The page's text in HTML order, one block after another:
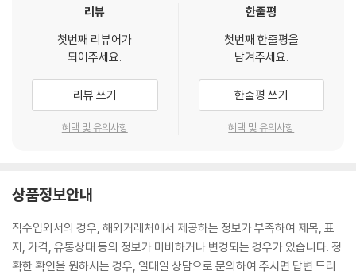
리뷰
첫번째 리뷰어가
되어주세요.
리뷰 쓰기
혜택 및 유의사항
한줄평
첫번째 한줄평을
남겨주세요.
한줄평 쓰기
혜택 및 유의사항
상품정보안내
직수입외서의 경우, 해외거래처에서 제공하는 정보가 부족하여 제목, 표
지, 가격, 유통상태 등의 정보가 미비하거나 변경되는 경우가 있습니다. 정
확한 확인을 원하시는 경우, 일대일 상담으로 문의하여 주시면 답변 드리